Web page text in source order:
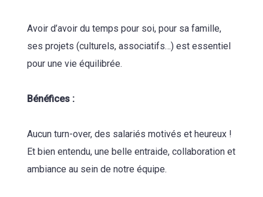
Avoir d’avoir du temps pour soi, pour sa famille,
ses projets (culturels, associatifs…) est essentiel
pour une vie équilibrée.
Bénéfices :
Aucun turn-over, des salariés motivés et heureux !
Et bien entendu, une belle entraide, collaboration et
ambiance au sein de notre équipe.